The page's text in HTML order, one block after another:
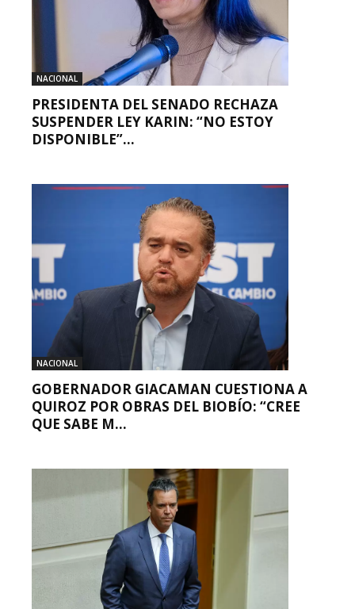
NACIONAL
PRESIDENTA DEL SENADO RECHAZA
SUSPENDER LEY KARIN: “NO ESTOY
DISPONIBLE”...
NACIONAL
GOBERNADOR GIACAMAN CUESTIONA A
QUIROZ POR OBRAS DEL BIOBÍO: “CREE
QUE SABE M...